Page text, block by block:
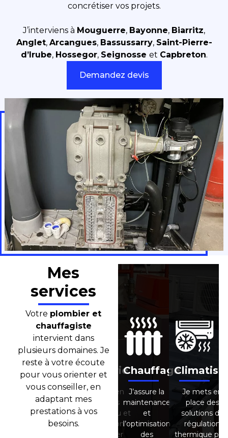
concrétiser vos projets.
J’interviens à Mouguerre, Bayonne, Biarritz,
Anglet, Arcangues, Bassussarry, Saint-Pierre-
d’Irube, Hossegor, Seignosse et Capbreton.
Demandez devis
Mes
services
Votre plombier et
chauffagiste
intervient dans
plusieurs domaines. Je
reste à votre écoute
pour vous orienter et
vous conseiller, en
adaptant mes
prestations à vos
besoins.
Climatisation
Je mets en
place des
solutions de
régulation
Plomberie
Je prends en
charge les
réseaux d’eau et
d’évacuation
pour assurer
Chauffage
J’assure la
maintenance
et
l’optimisation
des
Je mets en
place des
solutions de
régulation
thermique